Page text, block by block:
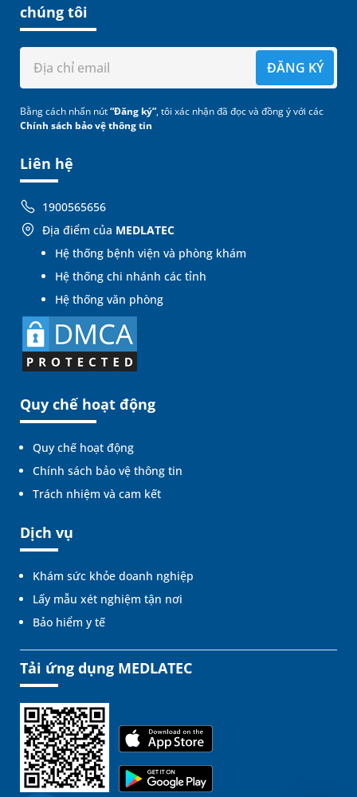
Liên hệ
1900565656
Địa điểm của MEDLATEC
Hệ thống bệnh viện và phòng khám
Hệ thống chi nhánh các tỉnh
Hệ thống văn phòng
Quy chế hoạt động
Quy chế hoạt động
Chính sách bảo vệ thông tin
Trách nhiệm và cam kết
Dịch vụ
Khám sức khỏe doanh nghiệp
Lấy mẫu xét nghiệm tận nơi
Bảo hiểm y tế
chúng tôi
ĐĂNG KÝ
Bằng cách nhấn nút“Đăng ký”, tôi xác nhận đã đọc và đồng ý với các
Chính sách bảo vệ thông tin
Tải ứng dụng MEDLATEC